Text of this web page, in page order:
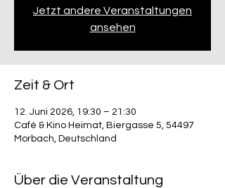
Jetzt andere Veranstaltungen
ansehen
Zeit & Ort
12. Juni 2026, 19:30 – 21:30
Café & Kino Heimat, Biergasse 5, 54497
Morbach, Deutschland
Über die Veranstaltung